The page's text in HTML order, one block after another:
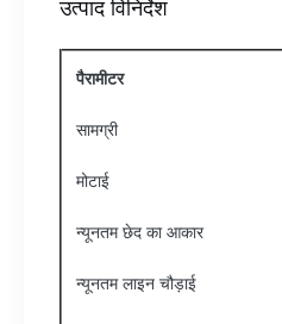
उत्पाद विनिर्देश
पैरामीटर
सामग्री
मोटाई
न्यूनतम छेद का आकार
न्यूनतम लाइन चौड़ाई